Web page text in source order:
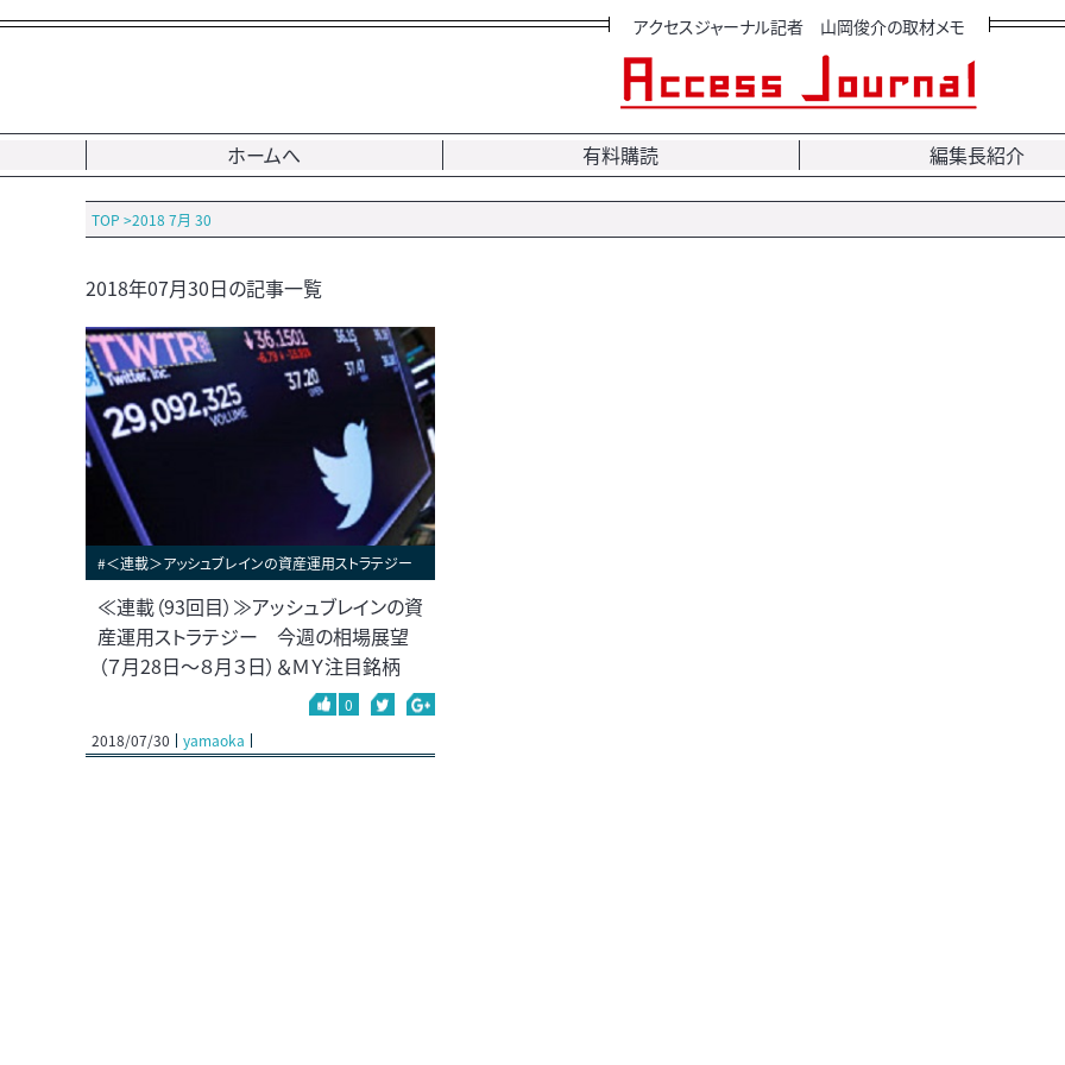
アクセスジャーナル記者 山岡俊介の取材メモ
ホームへ 有料購読 編集長紹介
TOP >2018 7月 30
2018年07月30日の記事一覧
#＜連載＞アッシュブレインの資産運用ストラテジー
≪連載（93回目）≫アッシュブレインの資
産運用ストラテジー 今週の相場展望
（７月28日～８月３日）＆ＭＹ注目銘柄
0
2018/07/30
yamaoka